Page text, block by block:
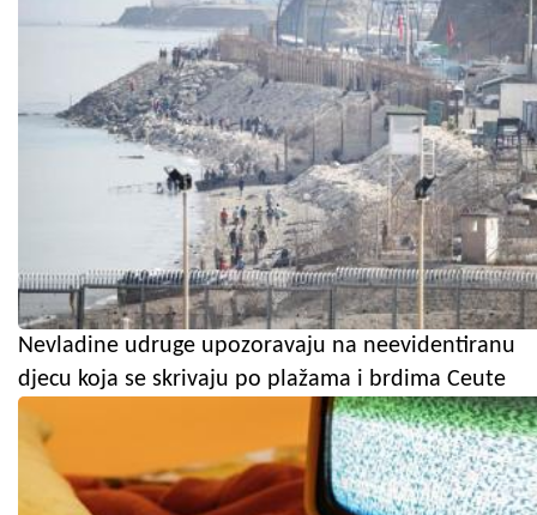
Nevladine udruge upozoravaju na neevidentiranu
djecu koja se skrivaju po plažama i brdima Ceute